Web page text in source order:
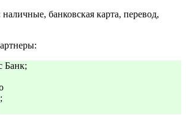
наличные, банковская карта, перевод,
Банк;